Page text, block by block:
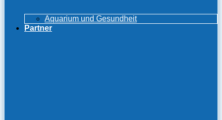
Aquarium und Gesundheit
Partner